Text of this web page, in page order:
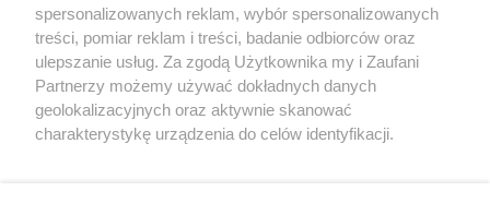
Nie zapomnij
zapoznać się z:
polityką prywatności regulamin korzystania z portali
Twojemiasto
Piekary Śląskie
Chorzów
Tarnowskie Góry
Skontakuj sięz nami
Kontakt
Wydawca
Redakcja
spersonalizowanych reklam, wybór spersonalizowanych
treści, pomiar reklam i treści, badanie odbiorców oraz
ulepszanie usług. Za zgodą Użytkownika my i Zaufani
Partnerzy możemy używać dokładnych danych
geolokalizacyjnych oraz aktywnie skanować
charakterystykę urządzenia do celów identyfikacji.